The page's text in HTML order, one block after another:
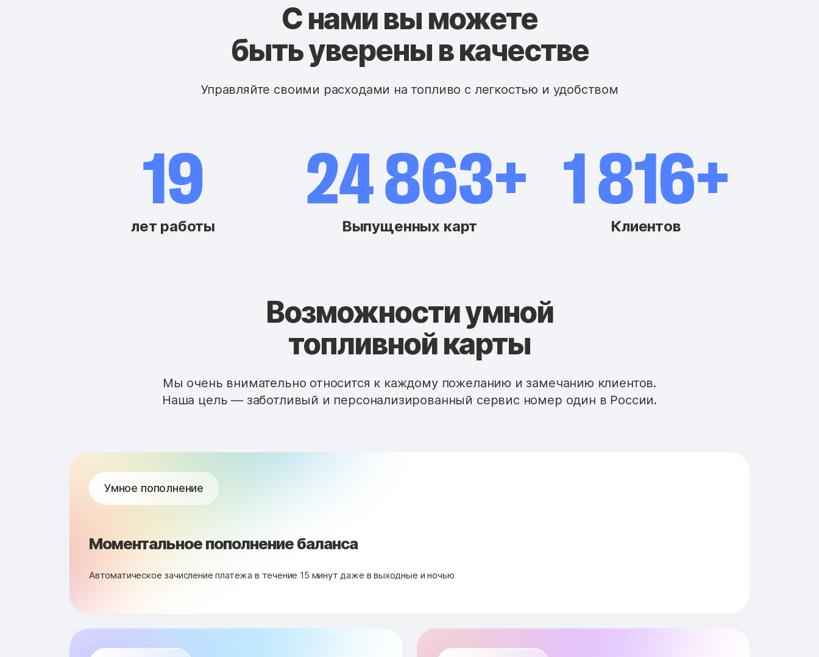
С нами вы можете
быть уверены в качестве
Управляйте своими расходами на топливо с легкостью и удобством
20
лет работы
30 000+
Выпущенных карт
2 500+
Клиентов
Возможности умной
топливной карты
Мы очень внимательно относится к каждому пожеланию и замечанию клиентов.
Наша цель — заботливый и персонализированный сервис номер один в России.
Умное пополнение
Моментальное пополнение баланса
Автоматическое зачисление платежа в течение 15 минут даже в выходные и ночью